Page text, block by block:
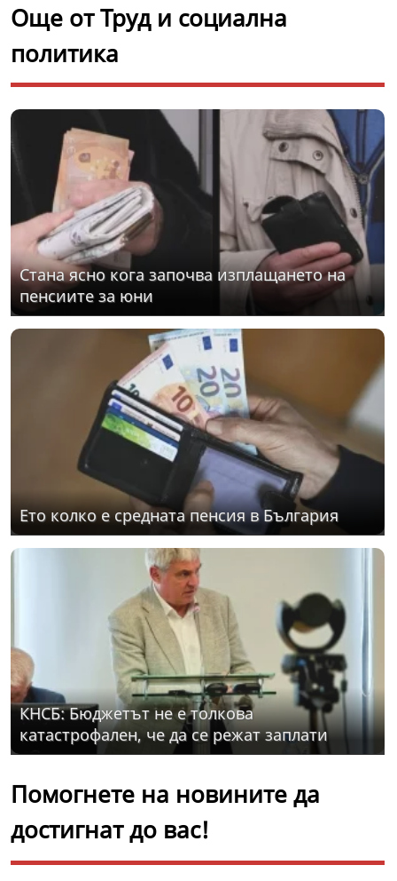
Още от Труд и социална
политика
Стана ясно кога започва изплащането на
пенсиите за юни
Ето колко е средната пенсия в България
КНСБ: Бюджетът не е толкова
катастрофален, че да се режат заплати
Помогнете на новините да
достигнат до вас!